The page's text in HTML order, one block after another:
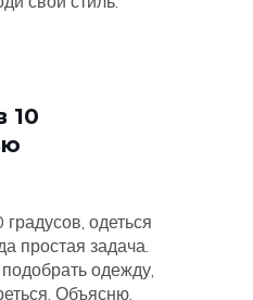
10
одеться
простая задача.
одежду,
Объясню,